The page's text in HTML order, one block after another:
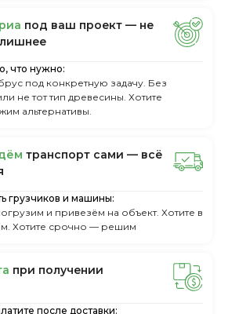
пoд вaш пpoeкт — нe
лишнee
что нужно:
под конкретную задачу. Без
не тот тип древесины. Хотите
альтернативы.
тpaнcпopт caми — вcё
грузчиков и машины:
и привезём на объект. Хотите в
Хотите срочно — решим
пpи пoлучeнии
после доставки: